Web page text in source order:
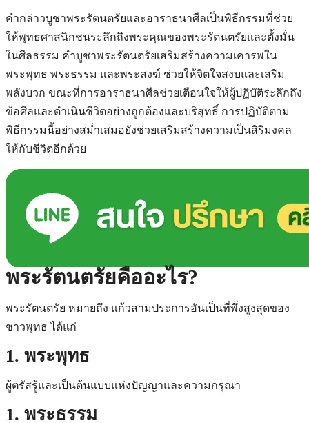
คํากล่าวบูชาพระรัตนตรัยและอาราธนาศีลเป็นพิธีกรรมที่ช่วย
ให้พุทธศาสนิกชนระลึกถึงพระคุณของพระรัตนตรัยและตั้งมั่น
ในศีลธรรม คำบูชาพระรัตนตรัยเสริมสร้างความเคารพใน
พระพุทธ พระธรรม และพระสงฆ์ ช่วยให้จิตใจสงบและเสริม
พลังบวก ขณะที่การอาราธนาศีลช่วยเตือนใจให้ผู้ปฏิบัติระลึกถึง
ข้อศีลและดำเนินชีวิตอย่างถูกต้องและบริสุทธิ์ การปฏิบัติตาม
พิธีกรรมนี้อย่างสม่ำเสมอยังช่วยเสริมสร้างความเป็นสิริมงคล
ให้กับชีวิตอีกด้วย
พระรัตนตรัยคืออะไร?
พระรัตนตรัย หมายถึง แก้วสามประการอันเป็นที่พึ่งสูงสุดของ
ชาวพุทธ ได้แก่
1. พระพุทธ
ผู้ตรัสรู้และเป็นต้นแบบแห่งปัญญาและความกรุณา
1. พระธรรม